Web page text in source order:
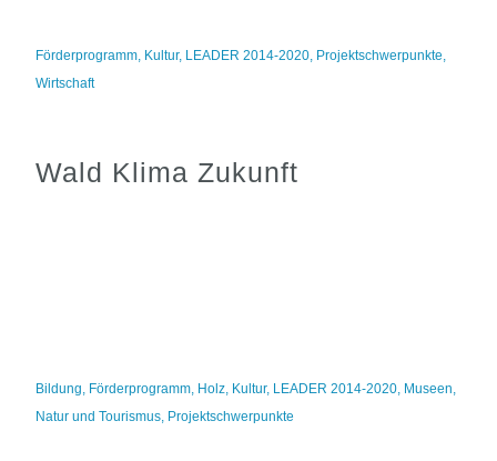
Förderprogramm, Kultur, LEADER 2014-2020, Projektschwerpunkte,
Wirtschaft
Wald Klima Zukunft
Bildung, Förderprogramm, Holz, Kultur, LEADER 2014-2020, Museen,
Natur und Tourismus, Projektschwerpunkte